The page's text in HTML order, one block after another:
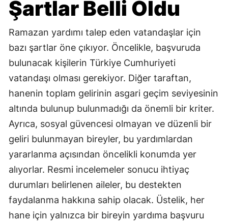
Şartlar Belli Oldu
Ramazan yardımı talep eden vatandaşlar için
bazı şartlar öne çıkıyor. Öncelikle, başvuruda
bulunacak kişilerin Türkiye Cumhuriyeti
vatandaşı olması gerekiyor. Diğer taraftan,
hanenin toplam gelirinin asgari geçim seviyesinin
altında bulunup bulunmadığı da önemli bir kriter.
Ayrıca, sosyal güvencesi olmayan ve düzenli bir
geliri bulunmayan bireyler, bu yardımlardan
yararlanma açısından öncelikli konumda yer
alıyorlar. Resmi incelemeler sonucu ihtiyaç
durumları belirlenen aileler, bu destekten
faydalanma hakkına sahip olacak. Üstelik, her
hane için yalnızca bir bireyin yardıma başvuru